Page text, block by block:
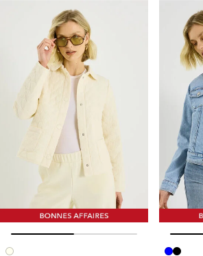
Image précédente
Image suivante
Image
Image